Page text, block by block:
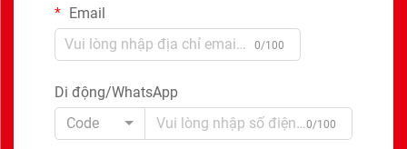
Email
0/100
Di động/WhatsApp
Code
0/100